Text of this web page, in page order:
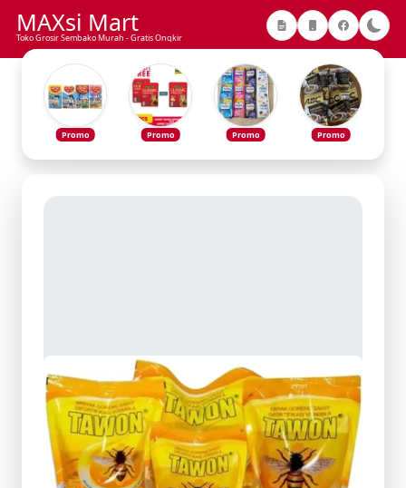
MAXsi Mart
Toko Grosir Sembako Murah - Gratis Ongkir
Promo Promo Promo Promo